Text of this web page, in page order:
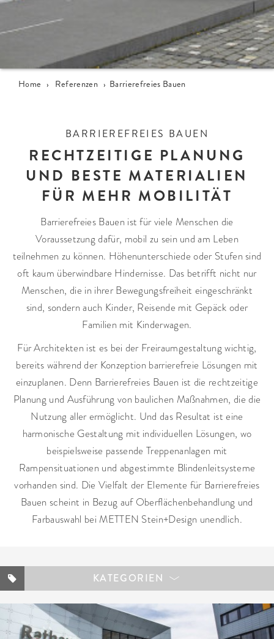
Home › Referenzen › Barrierefreies Bauen
BARRIEREFREIES BAUEN
RECHTZEITIGE PLANUNG
UND BESTE MATERIALIEN
FÜR MEHR MOBILITÄT
Barrierefreies Bauen ist für viele Menschen die
Voraussetzung dafür, mobil zu sein und am Leben
teilnehmen zu können. Höhenunterschiede oder Stufen sind
oft kaum überwindbare Hindernisse. Das betrifft nicht nur
Menschen, die in ihrer Bewegungsfreiheit eingeschränkt
sind, sondern auch Kinder, Reisende mit Gepäck oder
Familien mit Kinderwagen.
Für Architekten ist es bei der Freiraumgestaltung wichtig,
bereits während der Konzeption barrierefreie Lösungen mit
einzuplanen. Denn Barrierefreies Bauen ist die rechtzeitige
Planung und Ausführung von baulichen Maßnahmen, die die
Nutzung aller ermöglicht. Und das Resultat ist eine
harmonische Gestaltung mit individuellen Lösungen, wo
beispielsweise passende Treppenanlagen mit
Rampensituationen und abgestimmte Blindenleitsysteme
vorhanden sind. Die Vielfalt der Elemente für Barrierefreies
Bauen scheint in Bezug auf Oberflächenbehandlung und
Farbauswahl bei METTEN Stein+Design unendlich.
KATEGORIEN